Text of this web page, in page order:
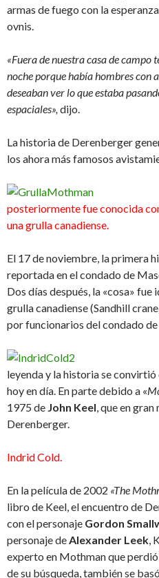
armas de fuego con la
ovnis.
«Fuera de nuestra casa de
noche porque había hombres con
deseaban ver lo que estaba
espaciales», dijo.
La historia de Derenberger
los ahora más famosos
posteriormente fue conocida
una grulla canadiense.
El 17 de noviembre, la primera
reportada en el condado de
Dos días después, la «cosa»
grulla canadiense (Sandhill
por funcionarios del condado
leyenda y la historia se
hoy en día. En parte debido a «
1975 de John Keel, que en
Derenberger.
Indrid Cold.
En la película de 2002 «The
libro de Keel, el encuentro de
con el personaje Gordon
personaje deAlexander Leek,
experto en Mothman que
de su búsqueda, también se